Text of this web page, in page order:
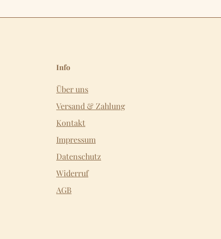
Info
Über uns
Versand & Zahlung
Kontakt
Impressum
Datenschutz
Widerruf
AGB